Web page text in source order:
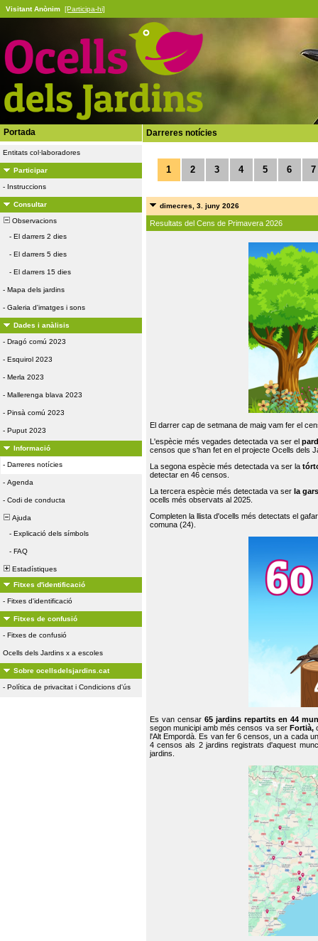
Visitant Anònim [Participa-hi]
Portada
Entitats col·laboradores
Participar
- Instruccions
Consultar
Observacions
- El darrers 2 dies
- El darrers 5 dies
- El darrers 15 dies
- Mapa dels jardins
- Galeria d'imatges i sons
Dades i anàlisis
- Dragó comú 2023
- Esquirol 2023
- Merla 2023
- Mallerenga blava 2023
- Pinsà comú 2023
- Puput 2023
Informació
- Darreres notícies
- Agenda
- Codi de conducta
Ajuda
- Explicació dels símbols
- FAQ
Estadístiques
Fitxes d'identificació
- Fitxes d'identificació
Fitxes de confusió
- Fitxes de confusió
Ocells dels Jardins x a escoles
Sobre ocellsdelsjardins.cat
- Política de privacitat i Condicions d'ús
Darreres notícies
1 2 3 4 5 6 7
dimecres, 3. juny 2026
Resultats del Cens de Primavera 2026
El darrer cap de setmana de maig vam fer el
L'espècie més vegades detectada va ser el
censos que s'han fet en el projecte Ocells dels
La segona espècie més detectada va ser la
detectar en 46 censos.
La tercera espècie més detectada va ser la
ocells més observats al 2025.
Completen la llista d'ocells més detectats el
comuna (24).
Es van censar65 jardins repartits en 44
segon municipi amb més censos va ser Fortià,
l'Alt Empordà. Es van fer 6 censos, un a cada
4 censos als 2 jardins registrats d'aquest
jardins.